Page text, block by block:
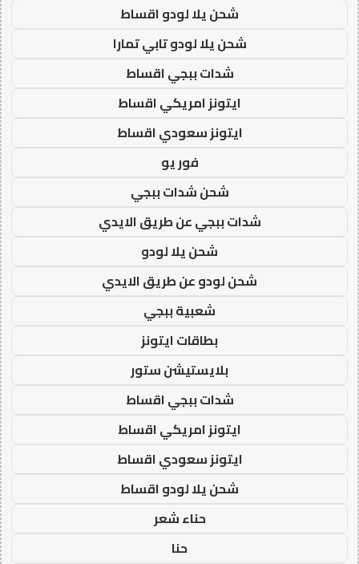
شحن يلا لودو اقساط
شحن يلا لودو تابي تمارا
شدات ببجي اقساط
ايتونز امريكي اقساط
ايتونز سعودي اقساط
فور يو
شحن شدات ببجي
شدات ببجي عن طريق الايدي
شحن يلا لودو
شحن لودو عن طريق الايدي
شعبية ببجي
بطاقات ايتونز
بلايستيشن ستور
شدات ببجي اقساط
ايتونز امريكي اقساط
ايتونز سعودي اقساط
شحن يلا لودو اقساط
حناء شعر
حنا